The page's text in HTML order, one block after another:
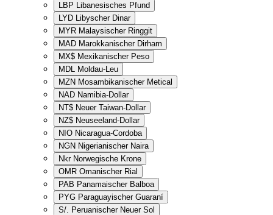
LBP Libanesisches Pfund
LYD Libyscher Dinar
MYR Malaysischer Ringgit
MAD Marokkanischer Dirham
MX$ Mexikanischer Peso
MDL Moldau-Leu
MZN Mosambikanischer Metical
NAD Namibia-Dollar
NT$ Neuer Taiwan-Dollar
NZ$ Neuseeland-Dollar
NIO Nicaragua-Cordoba
NGN Nigerianischer Naira
Nkr Norwegische Krone
OMR Omanischer Rial
PAB Panamaischer Balboa
PYG Paraguayischer Guaraní
S/. Peruanischer Neuer Sol